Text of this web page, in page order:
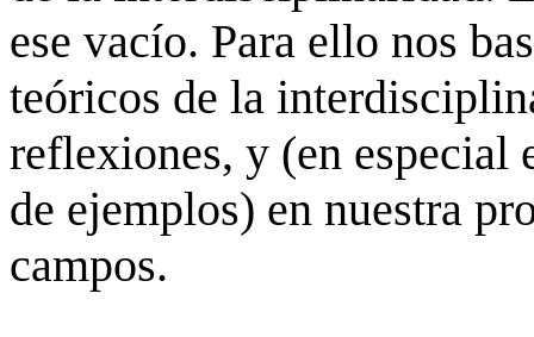
ese vacío. Para ello nos
teóricos de la
reflexiones, y (en especial
de ejemplos) en nuestra
campos.